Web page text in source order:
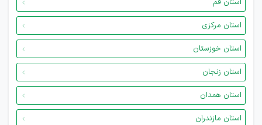
استان قم
استان مرکزی
استان خوزستان
استان زنجان
استان همدان
استان مازندران